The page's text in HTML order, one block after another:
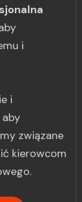
i
i
związane
kierowcom